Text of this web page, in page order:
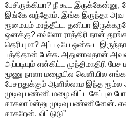
பேசிருக்கியா? நீ கூட
இங்கே வந்தோம். இங்க இருந்தா அவ
ரூமையும் மாத்தீட்ட. தனியா
ஒனக்கு? எவ்ளோ ராத்திரி நான்
தெரியுமா? அப்படியே ஒன்கூட
பத்திதான் பேச்சு. அதுனாலதான்
அப்படியும் என்கிட்ட முந்திமாதிரி
மூணு நாளா மழையில வெளியில
பேசறதுக்கும் ஆளில்லாம இந்த
முடிவு பண்ணி மழை விட்ட கேப்புல
சாகலாம்ன்னு முடிவு பண்ணினேன்.
சாகறேன். விட்டுடு”